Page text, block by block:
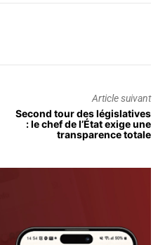
Article suivant
Second tour des législatives
: le chef de l’État exige une
transparence totale